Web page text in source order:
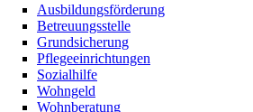
Ausbildungsförderung
Betreuungsstelle
Grundsicherung
Pflegeeinrichtungen
Sozialhilfe
Wohngeld
Wohnberatung